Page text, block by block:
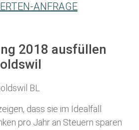
ANFRAGE
2018 ausfüllen
dass sie im Idealfall
pro Jahr an Steuern sparen